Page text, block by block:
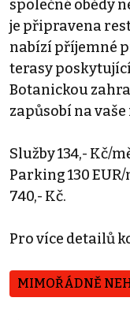
společné obědy
je připravena
nabízí příjemné
terasy
Botanickou
zapůsobí na
Služby 134,- Kč/
Parking 130
740,- Kč.
Pro více detailů
MIMOŘÁDNĚ